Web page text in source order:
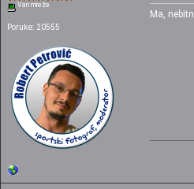
Van mreže
Poruke: 20555
Ma,